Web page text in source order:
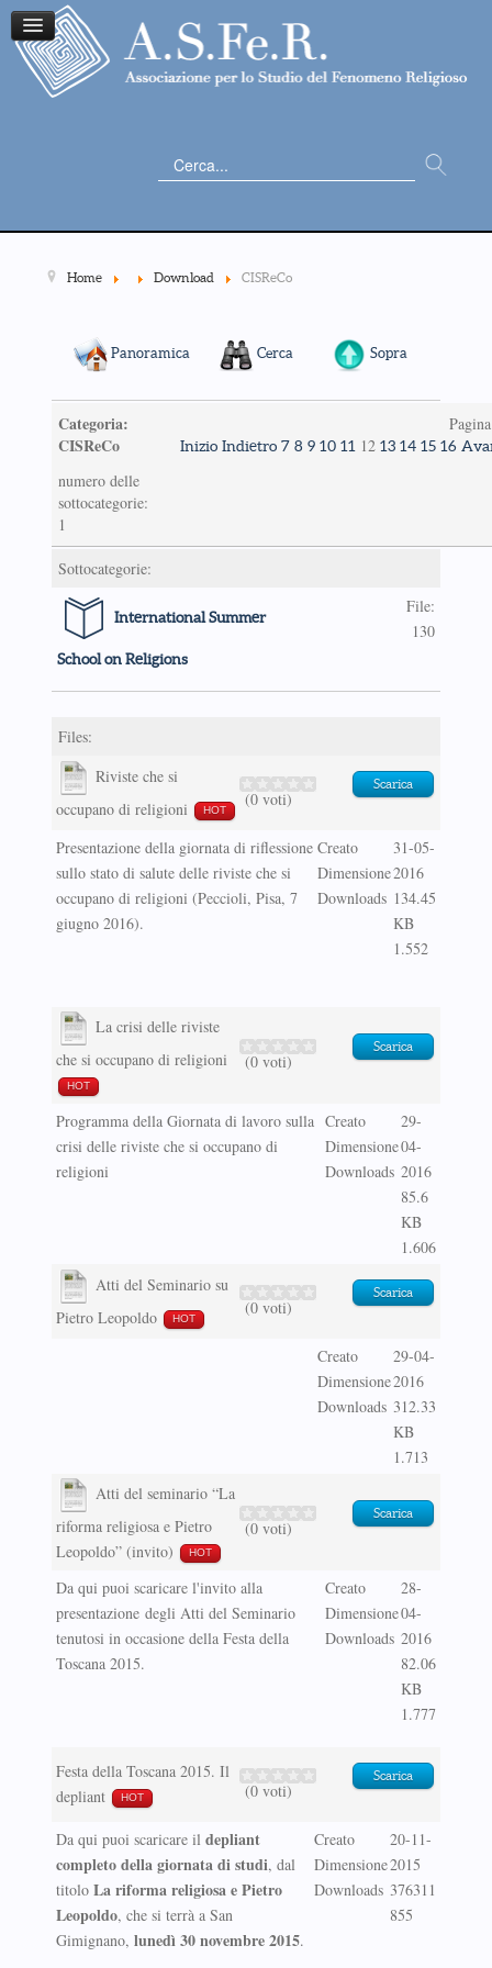
Cerca...
Home Download CISReCo
Panoramica Cerca Sopra
Categoria:
CISReCo
Inizio Indietro 7 8 9 10 11 12 13 14 15 16
numero delle
sottocategorie:
1
Sottocategorie:
International Summer
School on Religions
File:
130
Files:
Riviste che si
occupano di religioni
HOT
(0 voti)
Scarica
Presentazione della giornata di riflessione
sullo stato di salute delle riviste che si
occupano di religioni (Peccioli, Pisa, 7
giugno 2016).
Creato
Dimensione
Downloads
31-05-
2016
134.45
KB
1.552
La crisi delle riviste
che si occupano di religioni
HOT
(0 voti)
Scarica
Programma della Giornata di lavoro sulla
crisi delle riviste che si occupano di
religioni
Creato
Dimensione
Downloads
29-
04-
2016
85.6
KB
1.606
Atti del Seminario su
Pietro Leopoldo
HOT
(0 voti)
Scarica
Creato
Dimensione
Downloads
29-04-
2016
312.33
KB
1.713
Atti del seminario “La
riforma religiosa e Pietro
Leopoldo” (invito)
HOT
(0 voti)
Scarica
Da qui puoi scaricare l'invito alla
presentazione degli Atti del Seminario
tenutosi in occasione della Festa della
Toscana 2015.
Creato
Dimensione
Downloads
28-
04-
2016
82.06
KB
1.777
Festa della Toscana 2015. Il
depliant
HOT (0 voti)
Scarica
Da qui puoi scaricare il depliant
completo della giornata di studi, dal
titolo La riforma religiosa e Pietro
Leopoldo, che si terrà a San
Gimignano, lunedì 30 novembre 2015.
Creato
Dimensione
Downloads
20-11-
2015
376311
855